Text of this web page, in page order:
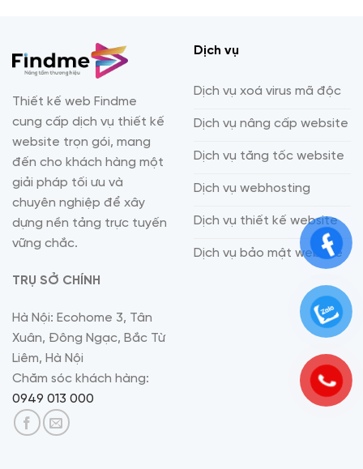
Thiết kế web Findme
cung cấp dịch vụ thiết kế
website trọn gói, mang
đến cho khách hàng một
giải pháp tối ưu và
chuyên nghiệp để xây
dựng nền tảng trực tuyến
vững chắc.
TRỤ SỞ CHÍNH
Hà Nội: Ecohome 3, Tân
Xuân, Đông Ngạc, Bắc Từ
Liêm, Hà Nội
Chăm sóc khách hàng:
0949 013 000
Dịch vụ
Dịch vụ xoá virus mã độc
Dịch vụ nâng cấp website
Dịch vụ tăng tốc website
Dịch vụ webhosting
Dịch vụ thiết kế website
Dịch vụ bảo mật website